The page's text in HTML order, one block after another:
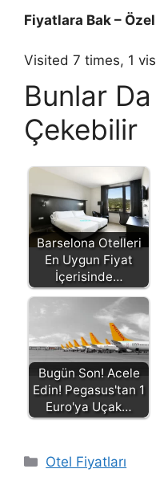
Fiyatlara Bak –
Visited 7 times, 1
Bunlar
Çekebilir
Barselona Otelleri
En Uygun Fiyat
İçerisinde…
Bugün Son! Acele
Edin! Pegasus'tan 1
Euro'ya Uçak…
Kategoriler
Otel Fiyatları